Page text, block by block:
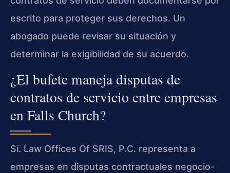
escrito para proteger sus derechos. Un
abogado puede revisar su situación y
determinar la exigibilidad de su acuerdo.
¿El bufete maneja disputas de
contratos de servicio entre empresas
en Falls Church?
Sí. Law Offices Of SRIS, P.C. representa a
empresas en disputas contractuales negocio-